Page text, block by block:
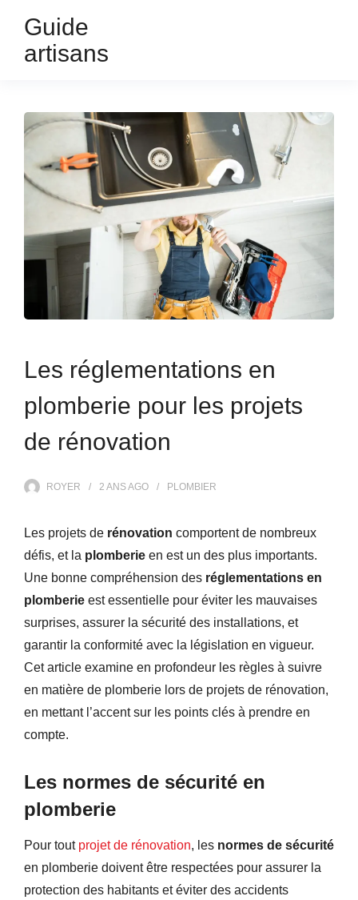
Guide
artisans
Les réglementations en
plomberie pour les projets
de rénovation
ROYER 2 ANSAGO PLOMBIER
Les projets de rénovation comportent de nombreux
défis, et la plomberie en est un des plus importants.
Une bonne compréhension des réglementations en
plomberie est essentielle pour éviter les mauvaises
surprises, assurer la sécurité des installations, et
garantir la conformité avec la législation en vigueur.
Cet article examine en profondeur les règles à suivre
en matière de plomberie lors de projets de rénovation,
en mettant l’accent sur les points clés à prendre en
compte.
Les normes de sécurité en
plomberie
Pour tout projet de rénovation, les normes de sécurité
en plomberie doivent être respectées pour assurer la
protection des habitants et éviter des accidents